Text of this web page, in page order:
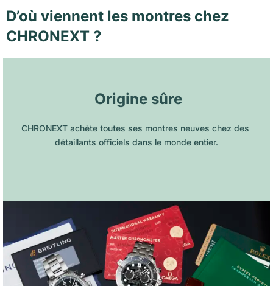
D’où viennent les montres chez
CHRONEXT ?
Origine sûre
CHRONEXT achète toutes ses montres neuves chez des
détaillants officiels dans le monde entier.